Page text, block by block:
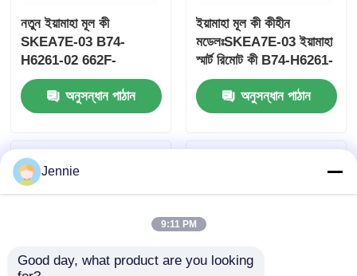
নতুন ইয়ামাহা মূল কী
SKEA7E-03 B74-
H6261-02 662F-
SKEA7D03
অনুসন্ধান পাঠান
ইয়ামাহা মূল কী কীহীন
মডেলঃSKEA7E-03 ইয়ামাহা
স্মার্ট রিমোট কী B74-H6261-
02/662F-SKEA7D03 এর
জন্য
অনুসন্ধান পাঠান
Jennie
9:11 PM
Good day, what product are you looking